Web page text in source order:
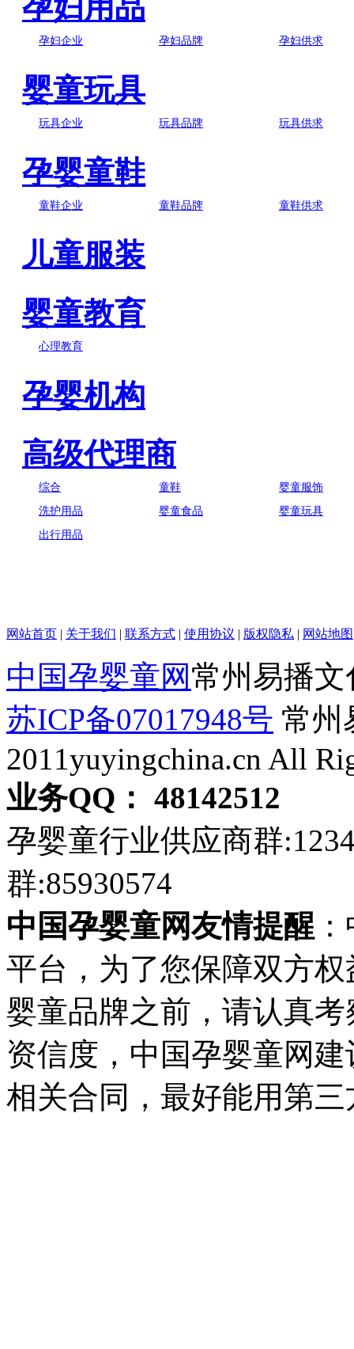
孕妇用品
孕妇企业 孕妇品牌 孕妇供求
婴童玩具
玩具企业 玩具品牌 玩具供求
孕婴童鞋
童鞋企业 童鞋品牌 童鞋供求
儿童服装
婴童教育
心理教育
孕婴机构
高级代理商
综合 童鞋
婴童服饰
洗护用品
婴童食品
婴童玩具
出行用品
网站首页 | 关于我们 | 联系方式 | 使用协议 | 版权隐私 | 网站地图
中国孕婴童网常州易播
苏ICP备07017948号 常州
2011yuyingchina.cn All
业务QQ： 48142512
孕婴童行业供应商群
群:85930574
中国孕婴童网友情提醒
平台，为了您保障双方
婴童品牌之前，请认真
资信度，中国孕婴童网
相关合同，最好能用第